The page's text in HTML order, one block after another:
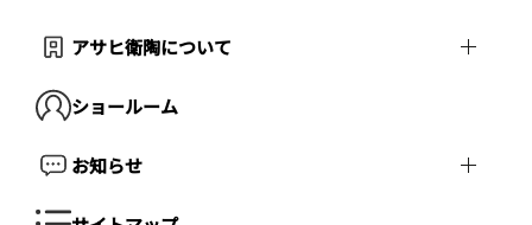
アサヒ衛陶について
ショールーム
お知らせ